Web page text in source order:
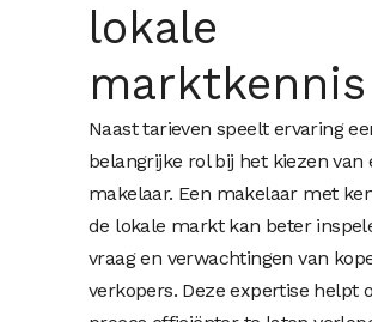
lokale
marktkennis
Naast tarieven speelt ervaring
belangrijke rol bij het kiezen van
makelaar. Een makelaar met
de lokale markt kan beter
vraag en verwachtingen van
verkopers. Deze expertise helpt